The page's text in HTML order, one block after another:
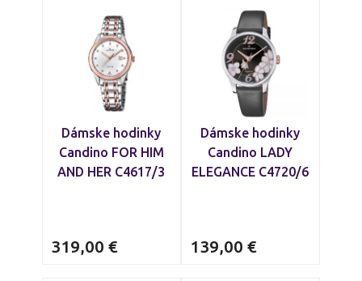
Dámske hodinky
Candino FOR HIM
AND HER C4617/3
319,00 €
Dámske hodinky
Candino LADY
ELEGANCE C4720/6
139,00 €